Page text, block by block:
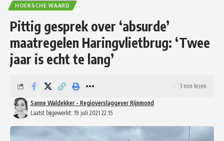
HOEKSCHE WAARD
Pittig gesprek over ‘absurde’
maatregelen Haringvlietbrug: ‘Twee
jaar is echt te lang’
Laatst bijgewerkt: 19 juli 2021 22:15
Sanne Waldekker - Regioverslaggever Rijnmond
3 min lezen